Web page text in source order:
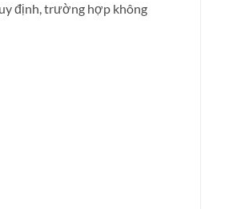
định, trường hợp không